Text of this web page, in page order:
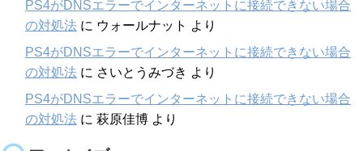
PS4がDNSエラーでインターネットに接続できない場合
の対処法 に ウォールナット より
PS4がDNSエラーでインターネットに接続できない場合
の対処法 に さいとうみづき より
PS4がDNSエラーでインターネットに接続できない場合
の対処法 に 萩原佳博 より